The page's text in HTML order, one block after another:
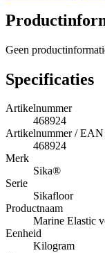
Geen
Specificaties
Artikelnummer
468924
Artikelnummer / EAN
468924
Merk
Sika®
Serie
Sikafloor
Productnaam
Marine Elastic
Eenheid
Kilogram